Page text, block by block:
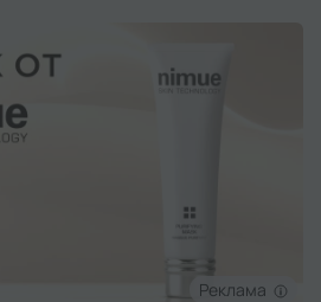
Реклама